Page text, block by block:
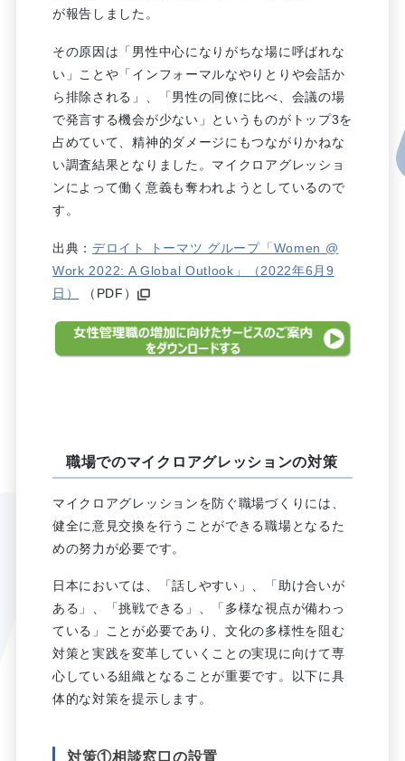
が報告しました。
その原因は「男性中心になりがちな場に呼ばれな
い」ことや「インフォーマルなやりとりや会話か
ら排除される」、「男性の同僚に比べ、会議の場
で発言する機会が少ない」というものがトップ3を
占めていて、精神的ダメージにもつながりかねな
い調査結果となりました。マイクロアグレッショ
ンによって働く意義も奪われようとしているので
す。
出典：デロイト トーマツ グループ「Women @
Work 2022: A Global Outlook」（2022年6月9
日）
（PDF）
職場でのマイクロアグレッションの対策
マイクロアグレッションを防ぐ職場づくりには、
健全に意見交換を行うことができる職場となるた
めの努力が必要です。
日本においては、「話しやすい」、「助け合いが
ある」、「挑戦できる」、「多様な視点が備わっ
ている」ことが必要であり、文化の多様性を阻む
対策と実践を変革していくことの実現に向けて専
心している組織となることが重要です。以下に具
体的な対策を提示します。
対策①相談窓口の設置